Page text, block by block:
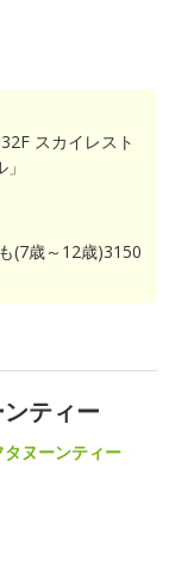
スカイレスト
(7歳～12歳)3150
ティー
ヌーンティー